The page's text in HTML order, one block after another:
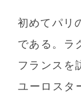
初めてパリ
である。ラ
フランスを
ユーロスタ